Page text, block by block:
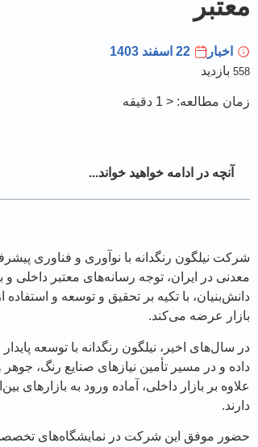
معتبر
اخبار 22 اسفند 1403
558 بازدید
زمان مطالعه: < 1 دقیقه
آنچه در ادامه خواهید خواند...
شرکت نیلگون رنگدانه با نوآوری و فناوری
معدنی در ایران، توجه رسانه‌های معتبر
دانش‌بنیان، با تکیه بر تحقیق و توسعه و
بازار عرضه می‌کند.
در سال‌های اخیر، نیلگون رنگدانه با توسعه
داده و در مسیر تأمین نیازهای صنایع رنگ،
علاوه بر بازار داخلی، آماده ورود به بازارهای
دارند.
حضور موفق این شرکت در نمایشگاه‌های